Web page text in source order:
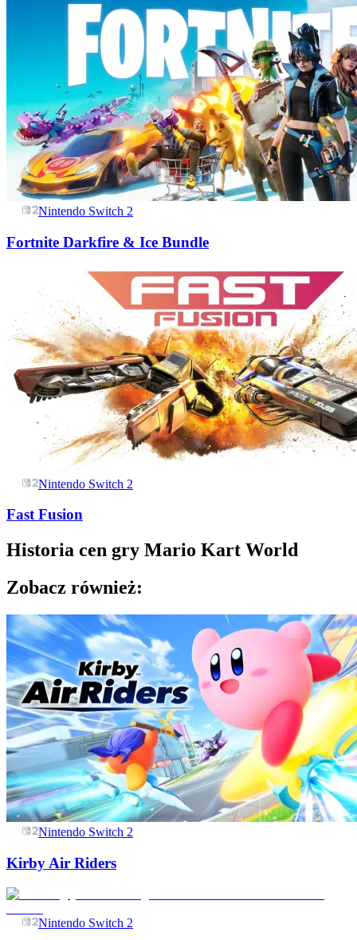
Nintendo Switch 2
Fortnite Darkfire & Ice Bundle
Nintendo Switch 2
Fast Fusion
Historia cen gry Mario Kart World
Zobacz również:
Nintendo Switch 2
Kirby Air Riders
Nintendo Switch 2